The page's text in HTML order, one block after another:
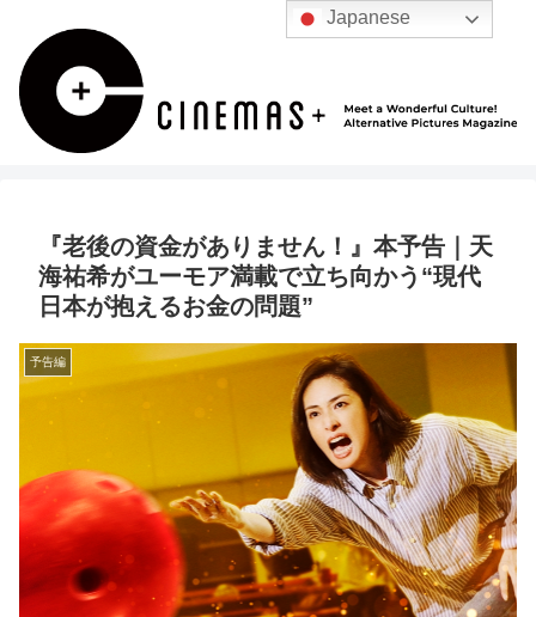
『老後の資金がありません！』本予告｜天
海祐希がユーモア満載で立ち向かう“現代
日本が抱えるお金の問題”
予告編
Japanese